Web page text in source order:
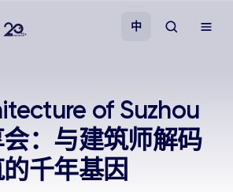
中
of Suzhou
：与建筑师解码
千年基因